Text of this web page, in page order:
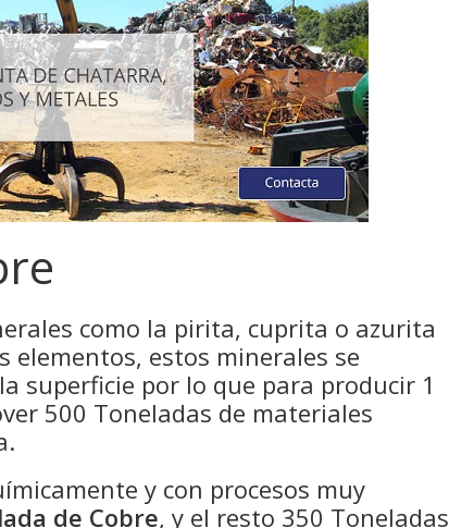
como la pirita, cuprita o azurita
elementos, estos minerales se
superficie por lo que para producir 1
500 Toneladas de materiales
y con procesos muy
de Cobre, y el resto 350 Toneladas